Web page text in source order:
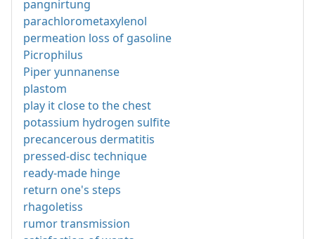
pangnirtung
parachlorometaxylenol
permeation loss of gasoline
Picrophilus
Piper yunnanense
plastom
play it close to the chest
potassium hydrogen sulfite
precancerous dermatitis
pressed-disc technique
ready-made hinge
return one's steps
rhagoletiss
rumor transmission